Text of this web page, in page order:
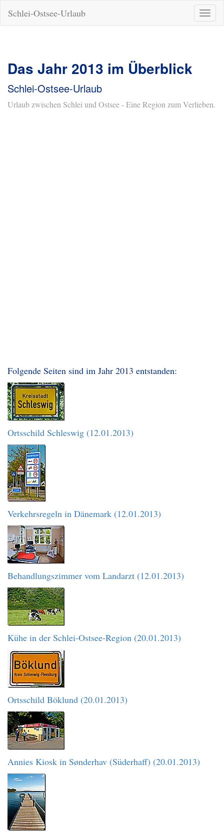
ein-/
Schlei-Ostsee-Urlaub
Das Jahr 2013 im Überblick
Schlei-Ostsee-Urlaub
Urlaub zwischen Schlei und Ostsee - Eine Region zum Verlieben.
Folgende Seiten sind im Jahr 2013 entstanden:
Ortsschild Schleswig (12.01.2013)
Verkehrsregeln in Dänemark (12.01.2013)
Behandlungszimmer vom Landarzt (12.01.2013)
Kühe in der Schlei-Ostsee-Region (20.01.2013)
Ortsschild Böklund (20.01.2013)
Annies Kiosk in Sønderhav (Süderhaff) (20.01.2013)